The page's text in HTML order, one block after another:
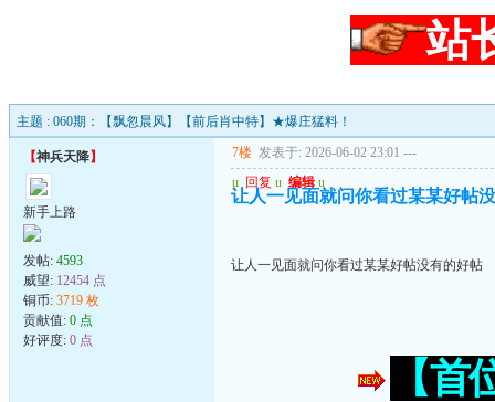
站
主题 : 060期：【飘忽晨风】【前后肖中特】★爆庄猛料！
【神兵天降】
新手上路
发帖: 4593
威望: 12454 点
铜币: 3719 枚
贡献值: 0 点
好评度: 0 点
7楼 发表于: 2026-06-02 23:01 ---
u 回复 u 编辑 u
让人一见面就问你看过某某好帖
让人一见面就问你看过某某好帖没有的好帖
【